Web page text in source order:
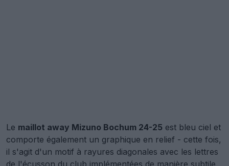
Le maillot away Mizuno Bochum 24-25 est bleu ciel et
comporte également un graphique en relief - cette fois,
il s'agit d'un motif à rayures diagonales avec les lettres